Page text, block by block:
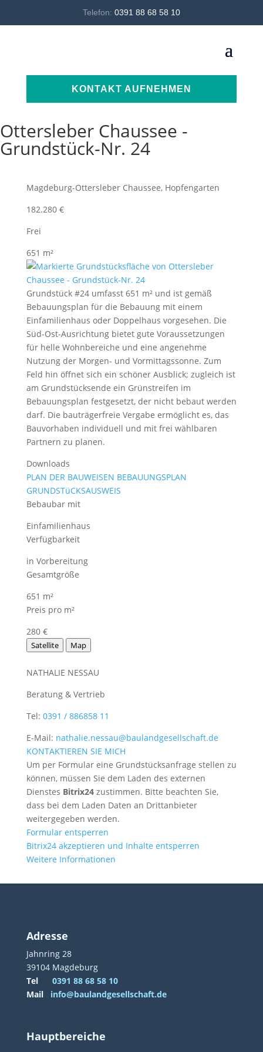
Telefon: 0391 88 68 58 10
KONTAKT AUFNEHMEN
Ottersleber Chaussee -
Grundstück-Nr. 24
Magdeburg-Ottersleber Chaussee, Hopfengarten
182.280 €
Frei
651 m²
Grundstück #24 umfasst 651 m² und ist gemäß
Bebauungsplan für die Bebauung mit einem
Einfamilienhaus oder Doppelhaus vorgesehen. Die
Süd-Ost-Ausrichtung bietet gute Voraussetzungen
für helle Wohnbereiche und eine angenehme
Nutzung der Morgen- und Vormittagssonne. Zum
Feld hin öffnet sich ein schöner Ausblick; zugleich ist
am Grundstücksende ein Grünstreifen im
Bebauungsplan festgesetzt, der nicht bebaut werden
darf. Die bauträgerfreie Vergabe ermöglicht es, das
Bauvorhaben individuell und mit frei wählbaren
Partnern zu planen.
Downloads
PLAN DER BAUWEISEN BEBAUUNGSPLAN
GRUNDSTüCKSAUSWEIS
Bebaubar mit
Einfamilienhaus
Verfügbarkeit
in Vorbereitung
Gesamtgröße
651 m²
Preis pro m²
280 €
Satellite Map
NATHALIE NESSAU
Beratung & Vertrieb
Tel: 0391 / 886858 11
E-Mail: nathalie.nessau@baulandgesellschaft.de
KONTAKTIEREN SIE MICH
Um per Formular eine Grundstücksanfrage stellen zu
können, müssen Sie dem Laden des externen
Dienstes Bitrix24zustimmen. Bitte beachten Sie,
dass bei dem Laden Daten an Drittanbieter
weitergegeben werden.
Formular entsperren
Bitrix24 akzeptieren und Inhalte entsperren
Weitere Informationen
Adresse
Jahnring 28
39104 Magdeburg
Tel
0391 88 68 58 10
Mail info@baulandgesellschaft.de
Hauptbereiche